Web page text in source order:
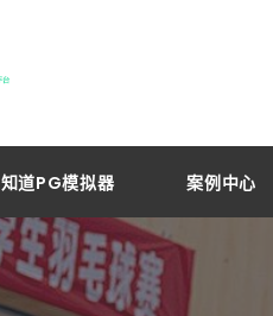
知道PG模拟器 案例中心